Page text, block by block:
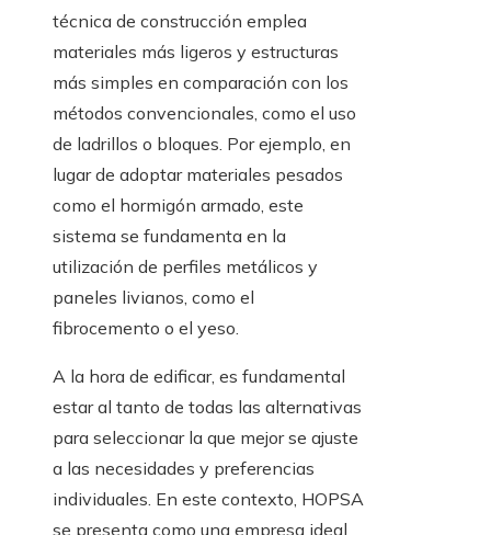
técnica de construcción emplea
materiales más ligeros y estructuras
más simples en comparación con los
métodos convencionales, como el uso
de ladrillos o bloques. Por ejemplo, en
lugar de adoptar materiales pesados
como el hormigón armado, este
sistema se fundamenta en la
utilización de perfiles metálicos y
paneles livianos, como el
fibrocemento o el yeso.
A la hora de edificar, es fundamental
estar al tanto de todas las alternativas
para seleccionar la que mejor se ajuste
a las necesidades y preferencias
individuales. En este contexto, HOPSA
se presenta como una empresa ideal